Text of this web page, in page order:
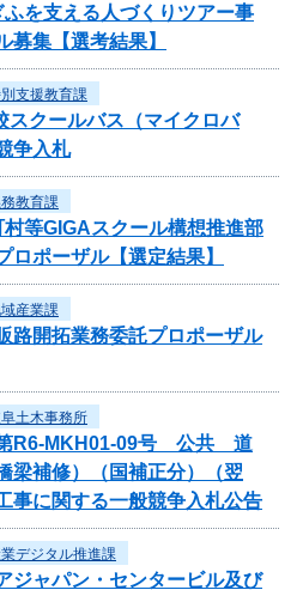
を支える人づくりツアー事
募集【選考結果】
支援教育課
スクールバス（マイクロバ
争入札
教育課
等GIGAスクール構想推進部
ロポーザル【選定結果】
産業課
路開拓業務委託プロポーザル
土木事務所
第R6-MKH01-09号 公共 道
梁補修）（国補正分）（翌
事に関する一般競争入札公告
デジタル推進課
ジャパン・センタービル及び